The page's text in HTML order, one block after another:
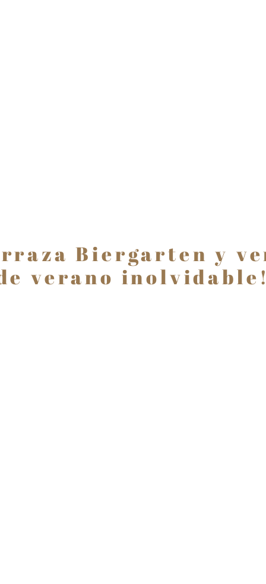
Biergarten y
verano inolvidable!